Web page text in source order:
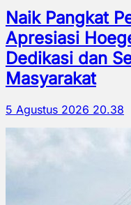
Naik Pangkat
Apresiasi
Dedikasi dan
Masyarakat
5 Agustus 2026 20.38